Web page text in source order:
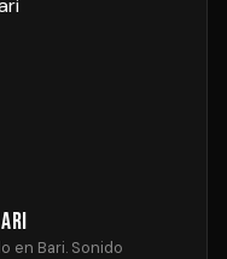
en Bari. Sonido